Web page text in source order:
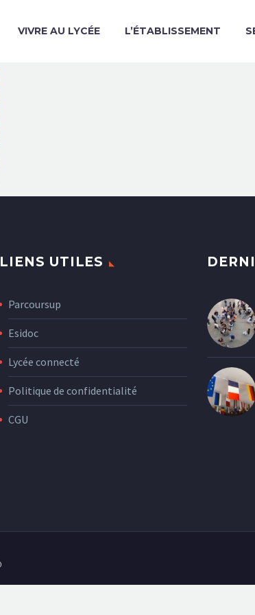
VIVRE AU LYCÉE L’ÉTABLISSEMENT
LIENS UTILES
Parcoursup
Esidoc
Lycée connecté
Politique de confidentialité
CGU